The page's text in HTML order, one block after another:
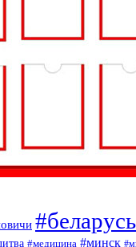
#беларусь
#медицина #минск